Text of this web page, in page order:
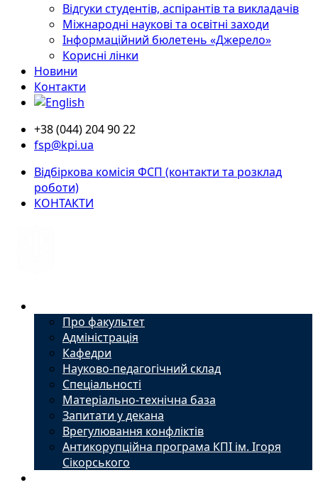
Відгуки студентів, аспірантів та викладачів
Міжнародні наукові та освітні заходи
Інформаційний бюлетень «Джерело»
Корисні лінки
Новини
Контакти
+38 (044) 204 90 22
fsp@kpi.ua
Відбіркова комісія ФСП (контакти та розклад
роботи)
КОНТАКТИ
Про факультет
Адміністрація
Кафедри
Науково-педагогічний склад
Спеціальності
Матеріально-технічна база
Запитати у декана
Врегулювання конфліктів
Антикорупційна програма КПІ ім. Ігоря
Сікорського